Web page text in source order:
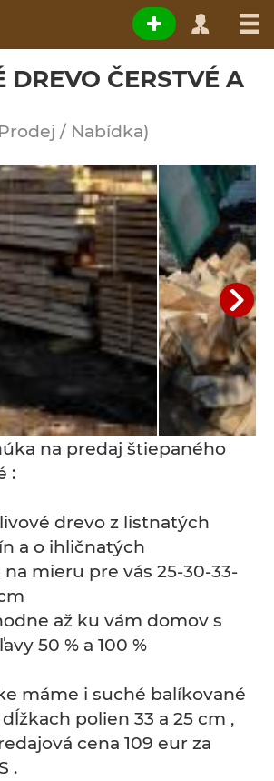
DREVO ČERSTVÉ A
/ Nabídka)
na predaj štiepaného
:
drevo z listnatých
a o ihličnatých
mieru pre vás 25-30-33-
až ku vám domov s
50 % a 100 %
máme i suché balíkované
polien 33 a 25 cm ,
cena 109 eur za
.